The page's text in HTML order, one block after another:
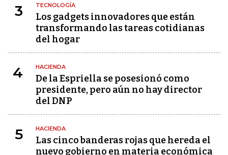
3 TECNOLOGÍA
Los gadgets innovadores que están
transformando las tareas cotidianas
del hogar
4 HACIENDA
De la Espriella se posesionó como
presidente, pero aún no hay director
del DNP
5 HACIENDA
Las cinco banderas rojas que hereda el
nuevo gobierno en materia económica